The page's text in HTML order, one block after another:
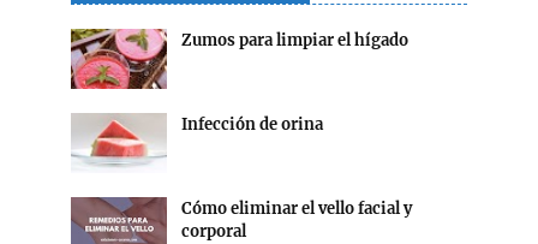
Zumos para limpiar el hígado
Infección de orina
Cómo eliminar el vello facial y
corporal